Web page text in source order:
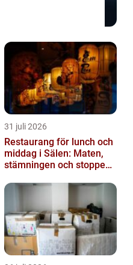
31 juli 2026
Restaurang för lunch och
middag i Sälen: Maten,
stämningen och stoppen